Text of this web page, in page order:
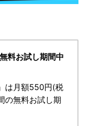
料お試し期間中
は月額550円(税
の無料お試し期